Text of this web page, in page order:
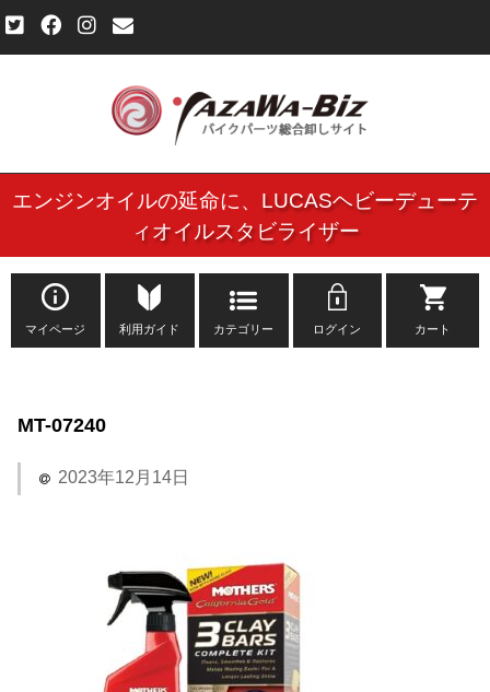
ご利用規約
個人情報保護方針
よくある質問
エンジンオイルの延命に、 LUCASヘビーデューテ
ィオイルスタビライザー
マイページ 利用ガイド カテゴリー ログイン カート
MT-07240
2023年12月14日